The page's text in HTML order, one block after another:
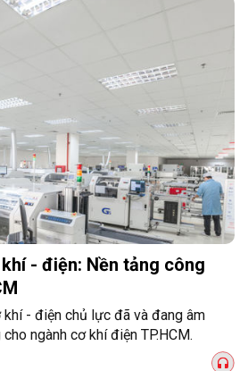
- điện: Nền tảng công
khí - điện chủ lực đã và đang âm
ngành cơ khí điện TP.HCM.